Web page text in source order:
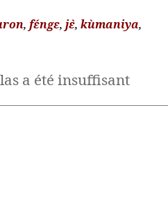
, fɛ́ngɛ, jɛ̀, kùmaniya,
a été insuffisant